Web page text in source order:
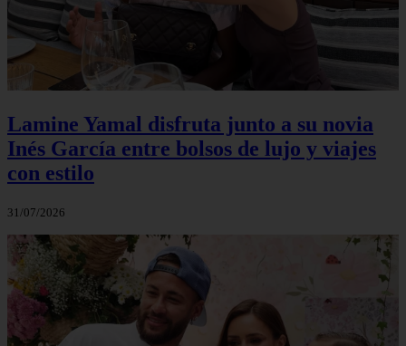
Lamine Yamal disfruta junto a su novia
Inés García entre bolsos de lujo y viajes
con estilo
31/07/2026